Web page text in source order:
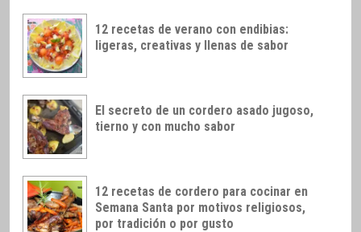
12 recetas de verano con endibias:
ligeras, creativas y llenas de sabor
El secreto de un cordero asado jugoso,
tierno y con mucho sabor
12 recetas de cordero para cocinar en
Semana Santa por motivos religiosos,
por tradición o por gusto